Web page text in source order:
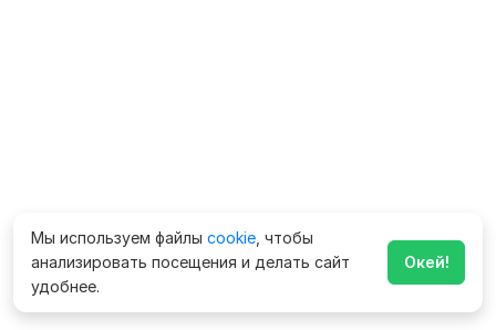
Мы используем файлы cookie , чтобы
анализировать посещения и делать сайт
удобнее.
Окей!